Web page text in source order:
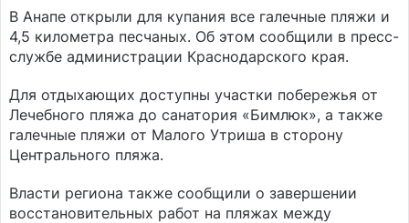
В Анапе открыли для купания все галечные пляжи и
4,5 километра песчаных. Об этом сообщили в пресс-
службе администрации Краснодарского края.
Для отдыхающих доступны участки побережья от
Лечебного пляжа до санатория «Бимлюк», а также
галечные пляжи от Малого Утриша в сторону
Центрального пляжа.
Власти региона также сообщили о завершении
восстановительных работ на пляжах между